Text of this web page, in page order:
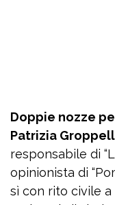
Doppie nozze
Patrizia
responsabile di
opinionista di
sì con rito civile a